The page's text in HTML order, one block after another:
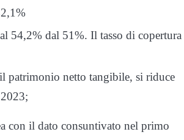
54,2% dal 51%. Il tasso di copertura
patrimonio netto tangibile, si riduce
con il dato consuntivato nel primo